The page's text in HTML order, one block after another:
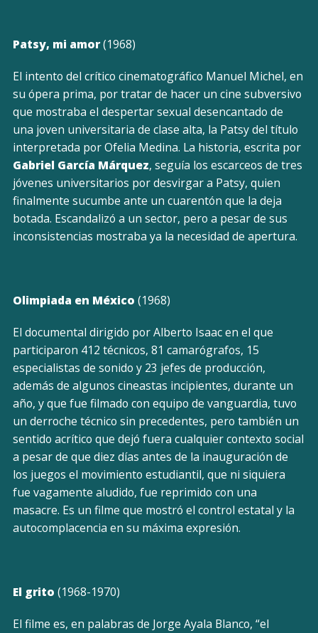
Patsy, mi amor(1968)
El intento del crítico cinematográfico Manuel Michel, en
su ópera prima, por tratar de hacer un cine subversivo
que mostraba el despertar sexual desencantado de
una joven universitaria de clase alta, la Patsy del título
interpretada por Ofelia Medina. La historia, escrita por
Gabriel García Márquez, seguía los escarceos de tres
jóvenes universitarios por desvirgar a Patsy, quien
finalmente sucumbe ante un cuarentón que la deja
botada. Escandalizó a un sector, pero a pesar de sus
inconsistencias mostraba ya la necesidad de apertura.
Olimpiada en México (1968)
El documental dirigido por Alberto Isaac en el que
participaron 412 técnicos, 81 camarógrafos, 15
especialistas de sonido y 23 jefes de producción,
además de algunos cineastas incipientes, durante un
año, y que fue filmado con equipo de vanguardia, tuvo
un derroche técnico sin precedentes, pero también un
sentido acrítico que dejó fuera cualquier contexto social
a pesar de que diez días antes de la inauguración de
los juegos el movimiento estudiantil, que ni siquiera
fue vagamente aludido, fue reprimido con una
masacre. Es un filme que mostró el control estatal y la
autocomplacencia en su máxima expresión.
El grito (1968-1970)
El filme es, en palabras de Jorge Ayala Blanco, “el